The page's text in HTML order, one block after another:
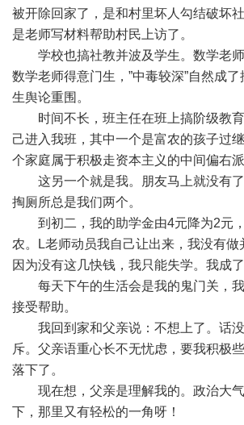
被开除回家了，是和村里坏人勾结破坏
是老师写材料帮助村民上访了。
学校也搞社教并波及学生。数学老师
数学老师得意门生，”中毒较深”自然成
生舆论重围。
时间不长，班主任在班上搞阶级教育
己进入我班，其中一个是富农的孩子过
个家庭属于积极走资本主义的中间偏右派
这另一个就是我。朋友马上就没有了
掏厕所总是我们两个。
到初二，我的助学金由4元降为2元，
农。L老师动员我自己让出来，我没有做
因为没有这几快钱，我只能失学。我成
每天下午的生活会是我的鬼门关，我
接受帮助。
我回到家和父亲说：不想上了。话没
斥。父亲语重心长不无忧虑，要我积极
落下了。
现在想，父亲是理解我的。政治大气
下，那里又有轻松的一角呀！